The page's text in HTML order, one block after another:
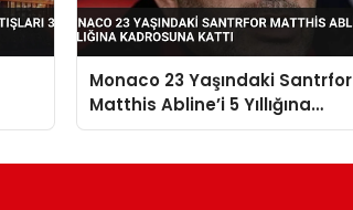
Monaco 23 Yaşındaki Santrfor
Matthis Abline’i 5 Yıllığına
Kadrosuna Kattı